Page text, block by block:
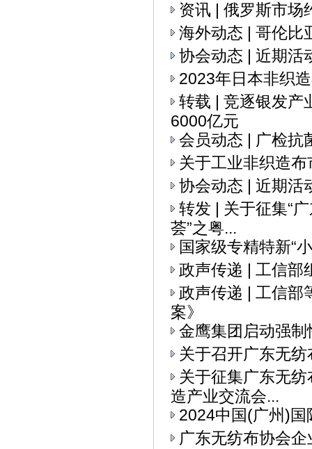
资讯 | 俄罗斯市场
海外动态 | 哥伦比
协会动态 | 近期活
2023年日本非织
转载 | 竞逐银发产
6000亿元
会员动态 | 广检抗
关于工业非织造
协会动态 | 近期活
转发 | 关于征集“
荟”之粤...
国家级专精特新“
政声传递 | 工信部
政声传递 | 工信部
案》
金鹰集团启动强
关于召开广东无
关于征集广东无
造产业交流会...
2024中国(广州)
广东无纺布协会